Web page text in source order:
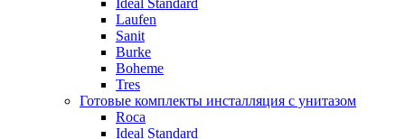
Ideal Standard
Laufen
Sanit
Burke
Boheme
Tres
Готовые комплекты инсталляция с унитазом
Roca
Ideal Standard